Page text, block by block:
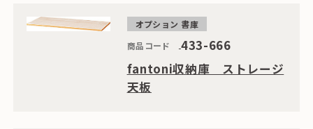
オプション 書庫
商品コード
433-666
fantoni収納庫 ストレージ
天板